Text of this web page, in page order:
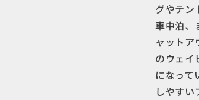
グやテン
車中泊、
ャットア
のウェイ
になって
しやす